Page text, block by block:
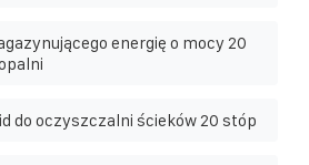
energię o mocy 20
do oczyszczalni ścieków 20 stóp